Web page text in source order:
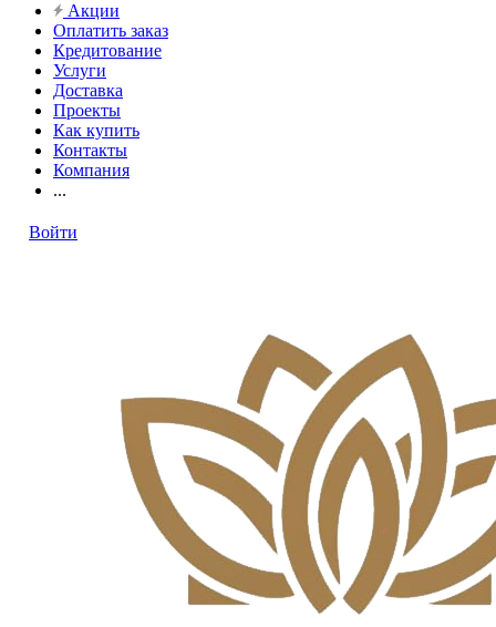
Акции
Оплатить заказ
Кредитование
Услуги
Доставка
Проекты
Как купить
Контакты
Компания
...
Войти